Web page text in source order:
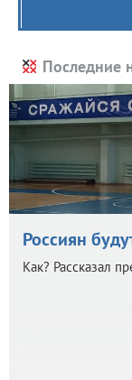
Последние
Россиян
Как? Рассказал